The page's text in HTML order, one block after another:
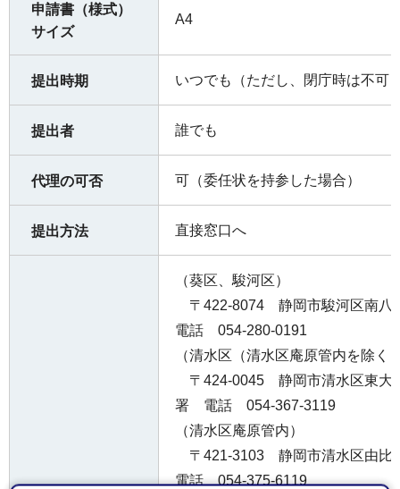
申請書（様式）
サイズ
A4
提出時期 いつでも（ただし、閉庁時は不可
提出者 誰でも
代理の可否 可（委任状を持参した場合）
提出方法 直接窓口へ
（葵区、駿河区）
〒422-8074 静岡市駿河区南
電話 054-280-0191
（清水区（清水区庵原管内を除く
〒424-0045 静岡市清水区東大
署 電話 054-367-3119
（清水区庵原管内）
〒421-3103 静岡市清水区由
電話 054-375-6119